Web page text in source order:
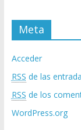
Meta
Acceder
RSS de las
RSS de los
WordPress.org